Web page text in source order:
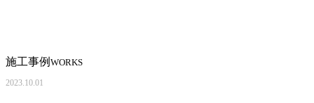
施工事例 WORKS
2023.10.01